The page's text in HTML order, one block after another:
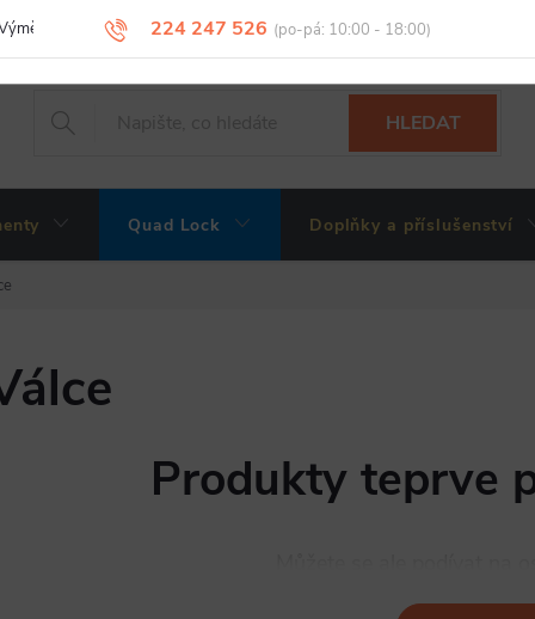
224 247 526
vrácení a reklamace zboží Obchodní podmínky
HLEDAT
Quad Lock Doplňky a příslušenství
Produkty teprve